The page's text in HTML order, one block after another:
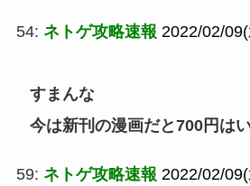
54: ネトゲ攻略速報 2022/02/
すまんな
今は新刊の漫画だと700円は
59: ネトゲ攻略速報 2022/02/